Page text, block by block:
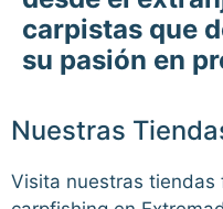
carpistas que
su pasión en
Nuestras
Visita nuestras tiendas